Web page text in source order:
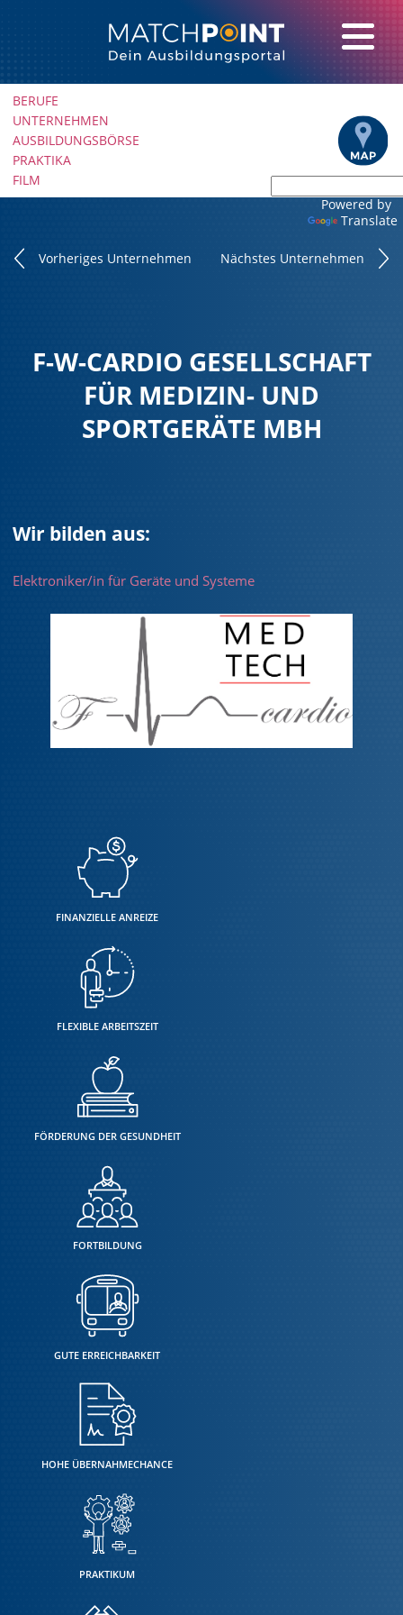
überspringen
BERUFE
UNTERNEHMEN
AUSBILDUNGSBÖRSE
PRAKTIKA
FILM
Powered by
Translate
Vorheriges Unternehmen Nächstes Unternehmen
F-W-CARDIO GESELLSCHAFT
FÜR MEDIZIN- UND
SPORTGERÄTE MBH
Wir bilden aus:
Elektroniker/in für Geräte und Systeme
FINANZIELLE ANREIZE
FLEXIBLE ARBEITSZEIT
FÖRDERUNG DER GESUNDHEIT
FORTBILDUNG
GUTE ERREICHBARKEIT
HOHE ÜBERNAHMECHANCE
PRAKTIKUM